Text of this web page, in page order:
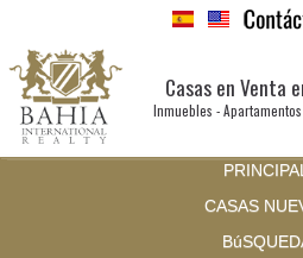
Casas en Venta
Inmuebles -
CASAS